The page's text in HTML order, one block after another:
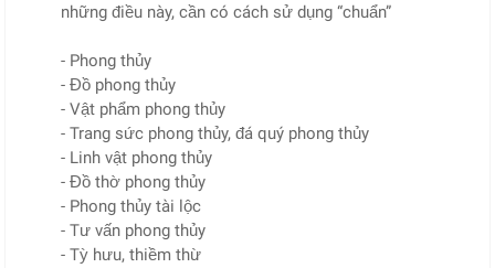
những điều này, cần có cách sử dụng “chuẩn”
- Phong thủy
- Đồ phong thủy
- Vật phẩm phong thủy
- Trang sức phong thủy, đá quý phong thủy
- Linh vật phong thủy
- Đồ thờ phong thủy
- Phong thủy tài lộc
- Tư vấn phong thủy
- Tỳ hưu, thiềm thừ